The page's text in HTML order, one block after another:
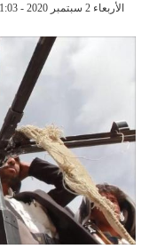
الأربعاء 2 سبتمبر 2020 - 11:03 صباحًا